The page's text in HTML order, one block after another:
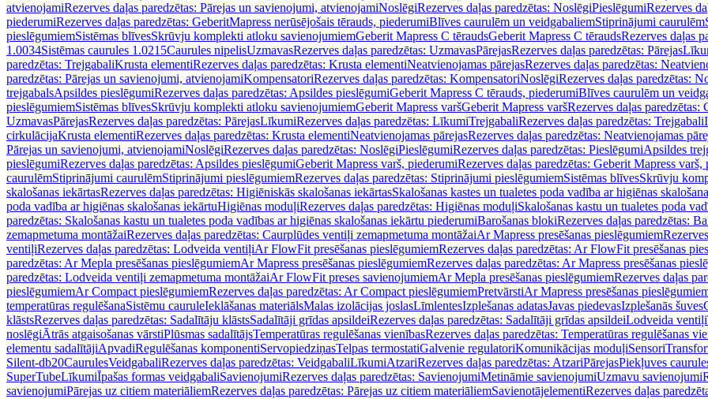
atvienojamiRezerves daļas paredzētas: Pārejas un savienojumi, atvienojamiNoslēgiRezerves daļas paredzētas: NoslēgiPieslēgumiRezerves
piederumiRezerves daļas paredzētas: GeberitMapress nerūsējošais tērauds, piederumiBlīves caurulēm un veidgabaliemStiprinājumi caurulēm
pieslēgumiemSistēmas blīvesSkrūvju komplekti atloku savienojumiemGeberit Mapress C tēraudsGeberit Mapress C tēraudsRezerves daļas
1.0034Sistēmas caurules 1.0215Caurules nipelisUzmavasRezerves daļas paredzētas: UzmavasPārejasRezerves daļas paredzētas: Pārejas
paredzētas: TrejgabaliKrusta elementiRezerves daļas paredzētas: Krusta elementiNeatvienojamas pārejasRezerves daļas paredzētas:
paredzētas: Pārejas un savienojumi, atvienojamiKompensatoriRezerves daļas paredzētas: KompensatoriNoslēgiRezerves daļas paredzētas:
trejgabalsApsildes pieslēgumiRezerves daļas paredzētas: Apsildes pieslēgumiGeberit Mapress C tērauds, piederumiBlīves caurulēm un
pieslēgumiemSistēmas blīvesSkrūvju komplekti atloku savienojumiemGeberit Mapress varšGeberit Mapress varšRezerves daļas paredzētas:
UzmavasPārejasRezerves daļas paredzētas: PārejasLīkumiRezerves daļas paredzētas: LīkumiTrejgabaliRezerves daļas paredzētas: Trejgabali
cirkulācijaKrusta elementiRezerves daļas paredzētas: Krusta elementiNeatvienojamas pārejasRezerves daļas paredzētas: Neatvienojamas
Pārejas un savienojumi, atvienojamiNoslēgiRezerves daļas paredzētas: NoslēgiPieslēgumiRezerves daļas paredzētas: PieslēgumiApsildes
pieslēgumiRezerves daļas paredzētas: Apsildes pieslēgumiGeberit Mapress varš, piederumiRezerves daļas paredzētas: Geberit Mapress varš,
caurulēmStiprinājumi caurulēmStiprinājumi pieslēgumiemRezerves daļas paredzētas: Stiprinājumi pieslēgumiemSistēmas blīvesSkrūvju
skalošanas iekārtasRezerves daļas paredzētas: Higiēniskās skalošanas iekārtasSkalošanas kastes un tualetes poda vadība ar higiēnas
poda vadība ar higiēnas skalošanas iekārtuHigiēnas moduļiRezerves daļas paredzētas: Higiēnas moduļiSkalošanas kastu un tualetes poda
paredzētas: Skalošanas kastu un tualetes poda vadības ar higiēnas skalošanas iekārtu piederumiBarošanas blokiRezerves daļas paredzētas:
zemapmetuma montāžaiRezerves daļas paredzētas: Caurplūdes ventiļi zemapmetuma montāžaiAr Mapress presēšanas pieslēgumiem
ventiļiRezerves daļas paredzētas: Lodveida ventiļiAr FlowFit presēšanas pieslēgumiemRezerves daļas paredzētas: Ar FlowFit presēšanas
paredzētas: Ar Mepla presēšanas pieslēgumiemAr Mapress presēšanas pieslēgumiemRezerves daļas paredzētas: Ar Mapress presēšanas
paredzētas: Lodveida ventiļi zemapmetuma montāžaiAr FlowFit preses savienojumiemAr Mepla presēšanas pieslēgumiemRezerves daļas
pieslēgumiemAr Compact pieslēgumiemRezerves daļas paredzētas: Ar Compact pieslēgumiemPretvārstiAr Mapress presēšanas
temperatūras regulēšanaSistēmu cauruleIeklāšanas materiālsMalas izolācijas joslasLīmlentesIzplešanas adatasJavas piedevasIzplešanās šuves
klāstsRezerves daļas paredzētas: Sadalītāju klāstsSadalītāji grīdas apsildeiRezerves daļas paredzētas: Sadalītāji grīdas apsildeiLodveida ventiļi
noslēgiĀtrās atgaisošanas vārstiPlūsmas sadalītājsTemperatūras regulēšanas vienībasRezerves daļas paredzētas: Temperatūras regulēšanas
elementu sadalītājiApvadiRegulēšanas komponentiServopiedziņasTelpas termostatiGalvenie regulatoriKomunikācijas moduļiSensori
Silent-db20CaurulesVeidgabaliRezerves daļas paredzētas: VeidgabaliLīkumiAtzariRezerves daļas paredzētas: AtzariPārejasPiekļuves
SuperTubeLīkumiĪpašas formas veidgabaliSavienojumiRezerves daļas paredzētas: SavienojumiMetināmie savienojumiUzmavu savienojumi
savienojumiPārejas uz citiem materiāliemRezerves daļas paredzētas: Pārejas uz citiem materiāliemSavienotājelementiRezerves daļas